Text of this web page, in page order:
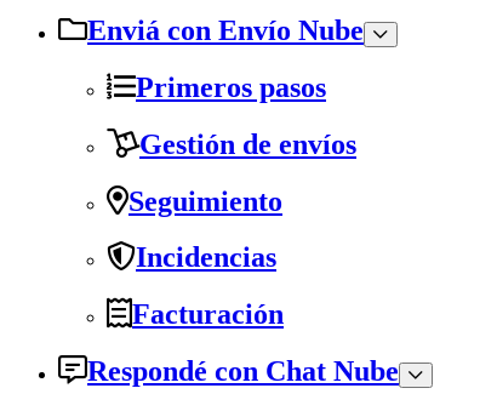
Enviá con Envío Nube
Primeros pasos
Gestión de envíos
Seguimiento
Incidencias
Facturación
Respondé con Chat Nube